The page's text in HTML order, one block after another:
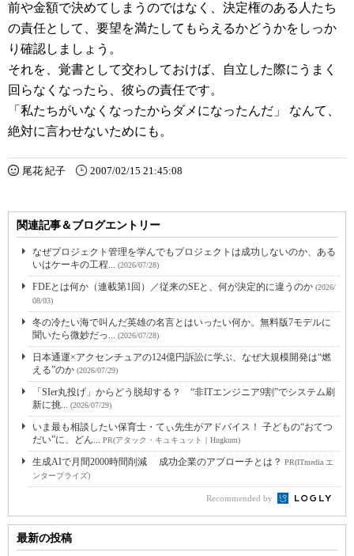
前や金額で決めてしまうのではなく、決定権のある人たち
の責任として、要望を満たしてもらえるかどうかをしっか
り確認しましょう。
それを、覚書として交わしておけば、自立した際にうまく
回らなくなったら、彼らの責任です。
「私たちがいなくなったからダメになったんだ」 なんて、
絶対に言わせないためにも。
尾花 紀子 2007/02/15 21:45:08
関連記事＆ブログエントリー
なぜプロジェクト管理を学んでもプロジェクトは成功しないのか、ある
いはケーキの工程... (2026/07/28)
FDEとは何か（連載第1回）／従来のSEと、何が決定的に違うのか (2026/
08/03)
冬の冷たい海で叫んだ英雄の名言とはいったい何か。無料版7モデルに
聞いたら微妙だっ... (2026/07/28)
日本通運×アクセンチュアの124億円訴訟に学ぶ、なぜ大規模開発は“燃
える”のか (2026/07/29)
「SIer丸投げ」からどう脱却する？ “非ITエンジニア9割”でシステム刷
新に挑... (2026/07/29)
いま最も相談したい保育士・てぃ先生がアドバイス！ 子どもの“おてつ
だい”に、どん... PR(アタック・キュキュット｜Hugkum)
生成AIで月間2000時間削減 成功企業のアプローチとは？ PR(ITmedia エ
ンタープライズ)
Recommended by
最新の投稿